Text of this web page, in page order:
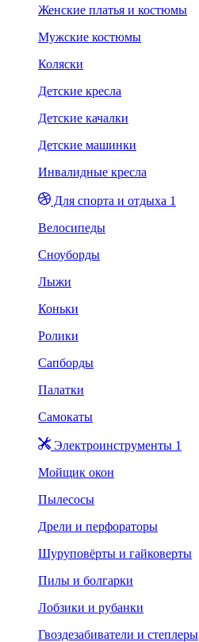
Женские платья и костюмы
Мужские костюмы
Коляски
Детские кресла
Детские качалки
Детские машинки
Инвалидные кресла
Для спорта и отдыха 1
Велосипеды
Сноуборды
Лыжи
Коньки
Ролики
Сапборды
Палатки
Самокаты
Электроинструменты 1
Мойщик окон
Пылесосы
Дрели и перфораторы
Шуруповёрты и гайковерты
Пилы и болгарки
Лобзики и рубанки
Гвоздезабиватели и степлеры